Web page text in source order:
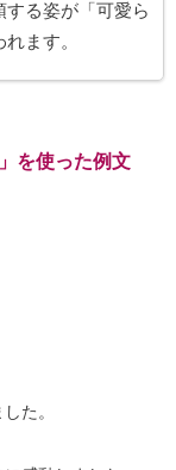
る姿が「可愛ら
ます。
を使った例文
た。